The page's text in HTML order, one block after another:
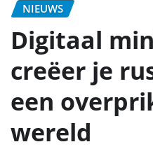
NIEUWS
Digitaal
creëer je
een
wereld